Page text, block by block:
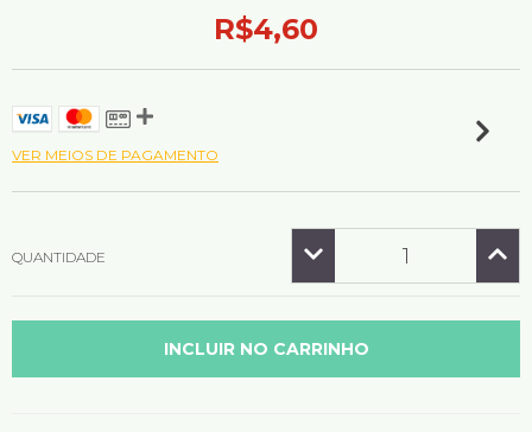
R$4,60
VER MEIOS DE PAGAMENTO
QUANTIDADE